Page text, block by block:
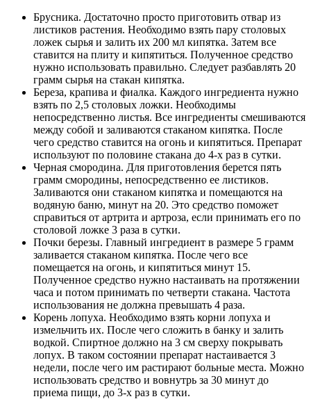
Брусника. Достаточно просто приготовить отвар из
листиков растения. Необходимо взять пару столовых
ложек сырья и залить их 200 мл кипятка. Затем все
ставится на плиту и кипятиться. Полученное средство
нужно использовать правильно. Следует разбавлять 20
грамм сырья на стакан кипятка.
Береза, крапива и фиалка. Каждого ингредиента нужно
взять по 2,5 столовых ложки. Необходимы
непосредственно листья. Все ингредиенты смешиваются
между собой и заливаются стаканом кипятка. После
чего средство ставится на огонь и кипятиться. Препарат
используют по половине стакана до 4-х раз в сутки.
Черная смородина. Для приготовления берется пять
грамм смородины, непосредственно ее листиков.
Заливаются они стаканом кипятка и помещаются на
водяную баню, минут на 20. Это средство поможет
справиться от артрита и артроза, если принимать его по
столовой ложке 3 раза в сутки.
Почки березы. Главный ингредиент в размере 5 грамм
заливается стаканом кипятка. После чего все
помещается на огонь, и кипятиться минут 15.
Полученное средство нужно настаивать на протяжении
часа и потом принимать по четверти стакана. Частота
использования не должна превышать 4 раза.
Корень лопуха. Необходимо взять корни лопуха и
измельчить их. После чего сложить в банку и залить
водкой. Спиртное должно на 3 см сверху покрывать
лопух. В таком состоянии препарат настаивается 3
недели, после чего им растирают больные места. Можно
использовать средство и вовнутрь за 30 минут до
приема пищи, до 3-х раз в сутки.